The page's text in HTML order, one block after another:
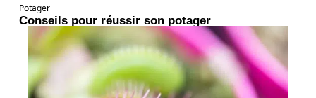
Potager
Conseils pour réussir son potager